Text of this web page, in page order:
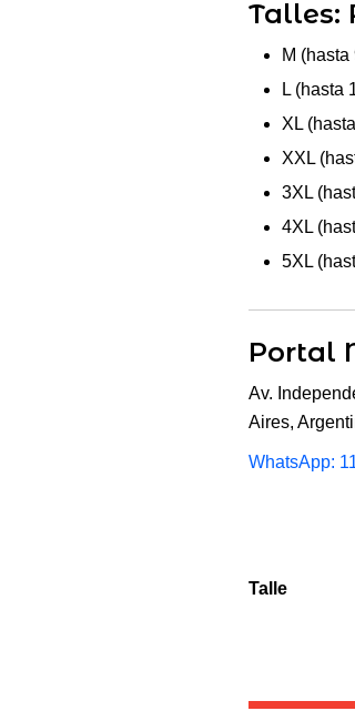
Talles:
M
L (hasta
XL
XXL
3XL
4XL
5XL
Portal
Av.
Aires,
WhatsApp:
Talle